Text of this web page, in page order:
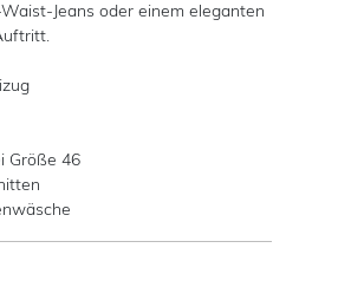
Jeans oder einem eleganten
Größe 46